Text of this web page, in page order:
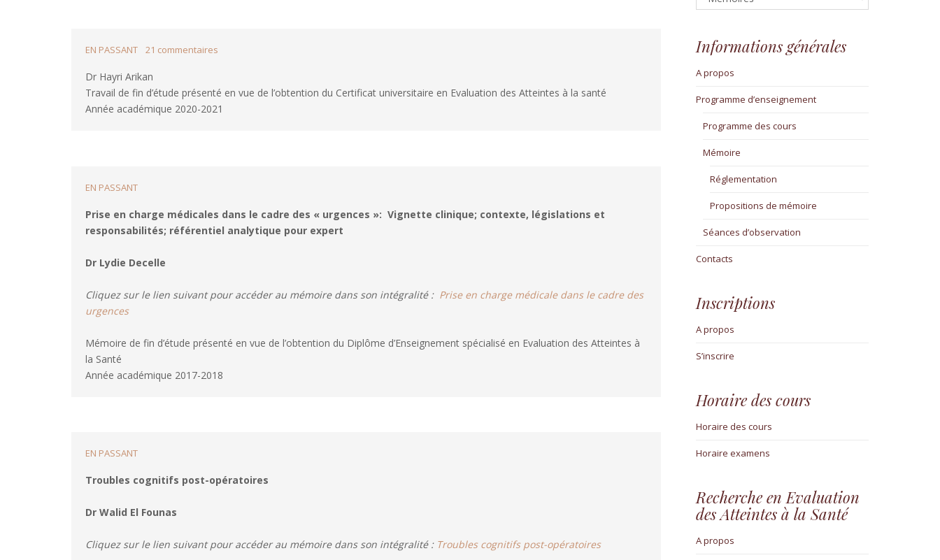
FORMAT
EN PASSANT 21 commentaires
grille
d’analyse
indicateurs
de
du
du
»
Dr Hayri Arikan
Travail de fin d’étude présenté en vue de l’obtention du Certificat universitaire en Evaluation des Atteintes à la santé
Année académique 2020-2021
FORMAT
EN PASSANT
Prise en charge médicales dans le cadre des « urgences »: Vignette clinique; contexte, législations et
responsabilités; référentiel analytique pour expert
Dr Lydie Decelle
Cliquez sur le lien suivant pour accéder au mémoire dans son intégralité : Prise en charge médicale dans le cadre des
urgences
Mémoire de fin d’étude présenté en vue de l’obtention du Diplôme d’Enseignement spécialisé en Evaluation des Atteintes à
la Santé
Année académique 2017-2018
FORMAT
EN PASSANT
Troubles cognitifs post-opératoires
Dr Walid El Founas
Cliquez sur le lien suivant pour accéder au mémoire dans son intégralité : Troubles cognitifs post-opératoires
Informations générales
A propos
Programme d’enseignement
Programme des cours
Mémoire
Réglementation
Propositions de mémoire
Séances d’observation
Contacts
Inscriptions
A propos
S’inscrire
Horaire des cours
Horaire des cours
Horaire examens
Recherche en Evaluation
des Atteintes à la Santé
A propos